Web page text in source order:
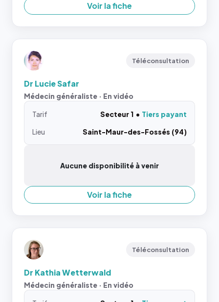
Voir la fiche
Téléconsultation
Dr Lucie Safar
Médecin généraliste · En vidéo
Tarif Secteur 1
Tiers payant
Lieu
Saint-Maur-des-Fossés (94)
Aucune disponibilité à venir
Voir la fiche
Téléconsultation
Dr Kathia Wetterwald
Médecin généraliste · En vidéo